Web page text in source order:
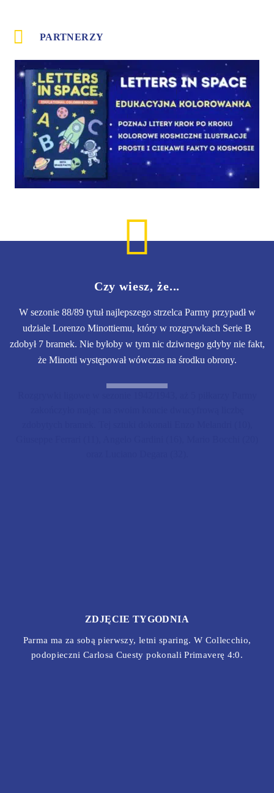
PARTNERZY
Czy wiesz, że...
W sezonie 88/89 tytuł najlepszego strzelca Parmy przypadł w
udziale Lorenzo Minottiemu, który w rozgrywkach Serie B
zdobył 7 bramek. Nie byłoby w tym nic dziwnego gdyby nie fakt,
że Minotti występował wówczas na środku obrony.
ZDJĘCIE TYGODNIA
Parma ma za sobą pierwszy, letni sparing. W Collecchio,
podopieczni Carlosa Cuesty pokonali Primaverę 4:0.